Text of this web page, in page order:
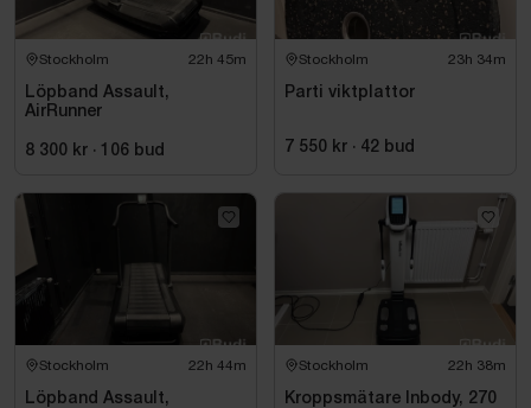
Stockholm 22h 45m
Löpband Assault,
AirRunner
8 300 kr · 106 bud
Stockholm 23h 34m
Parti viktplattor
7 550 kr · 42 bud
Stockholm 22h 44m
Löpband Assault,
Stockholm 22h 38m
Kroppsmätare Inbody, 270